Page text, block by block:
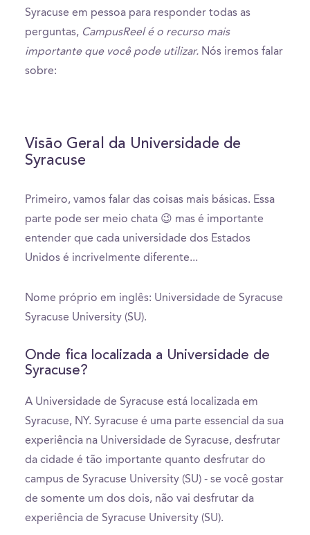
Syracuse em pessoa para responder todas as
perguntas, CampusReel é o recurso mais
importante que você pode utilizar. Nós iremos falar
sobre:
Visão Geral da Universidade de
Syracuse
Primeiro, vamos falar das coisas mais básicas. Essa
parte pode ser meio chata 😉 mas é importante
entender que cada universidade dos Estados
Unidos é incrivelmente diferente...
Nome próprio em inglês: Universidade de Syracuse
Syracuse University (SU).
Onde fica localizada a Universidade de
Syracuse?
A Universidade de Syracuse está localizada em
Syracuse, NY. Syracuse é uma parte essencial da sua
experiência na Universidade de Syracuse, desfrutar
da cidade é tão importante quanto desfrutar do
campus de Syracuse University (SU) - se você gostar
de somente um dos dois, não vai desfrutar da
experiência de Syracuse University (SU).